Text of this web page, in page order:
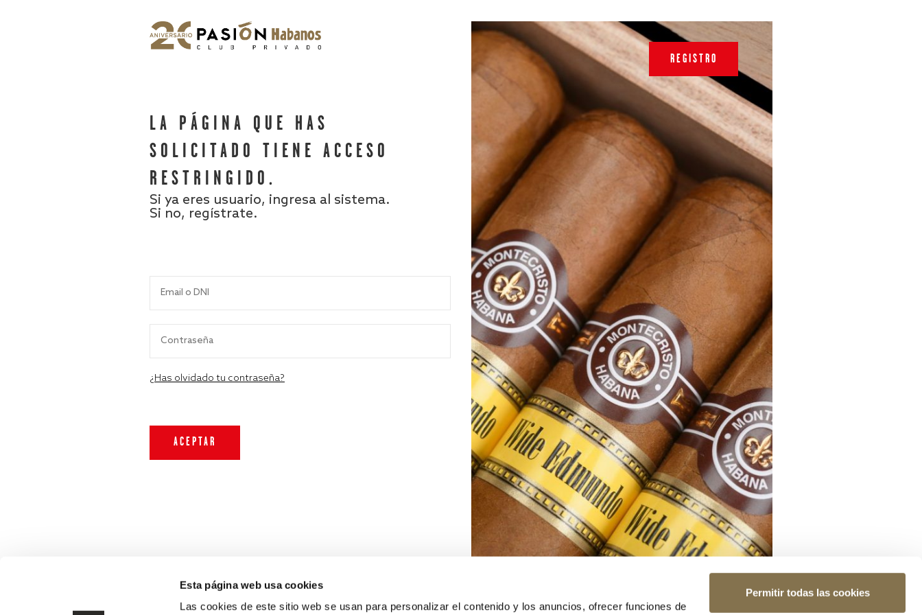
Esta página web usa cookies
Las cookies de este sitio web se usan para personalizar el contenido y los anuncios, ofrecer funciones de
Permitir todas las cookies
LA PÁGINA QUE HAS
SOLICITADO TIENE ACCESO
RESTRINGIDO.
Si ya eres usuario, ingresa al sistema.
Si no, regístrate.
¿Has olvidado tu contraseña?
REGISTRO